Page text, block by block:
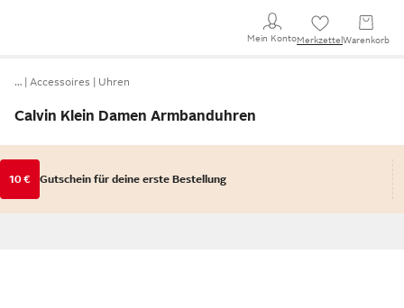
Mein KontoMerkzettel Warenkorb
… Accessoires Uhren
Calvin Klein Damen Armbanduhren
10 € Gutschein für deine erste Bestellung